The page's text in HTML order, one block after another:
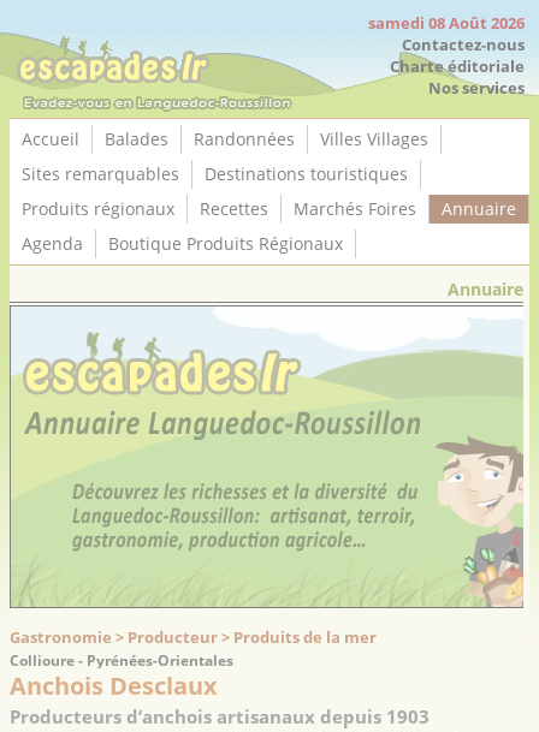
samedi 08 Août 2026
Contactez-nous
Charte éditoriale
Nos services
Accueil Balades Randonnées
Villes Villages
Sites remarquables
Destinations touristiques
Produits régionaux
Recettes Marchés Foires
Annuaire
Agenda
Boutique Produits Régionaux
Annuaire
Gastronomie > Producteur > Produits de la mer
Collioure - Pyrénées-Orientales
Anchois Desclaux
Producteurs d’anchois artisanaux depuis 1903